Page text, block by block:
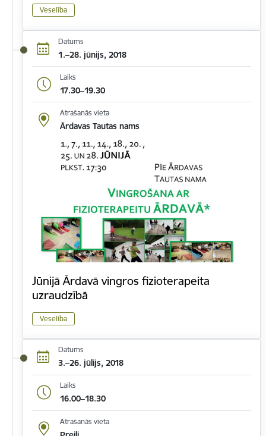
Veselība
Datums
1.–28. jūnijs, 2018
Laiks
17.30–19.30
Atrašanās vieta
Ārdavas Tautas nams
Jūnijā Ārdavā vingros fizioterapeita
uzraudzībā
Veselība
Datums
3.–26. jūlijs, 2018
Laiks
16.00–18.30
Atrašanās vieta